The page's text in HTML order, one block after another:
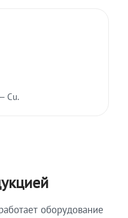
Cu.
оборудование